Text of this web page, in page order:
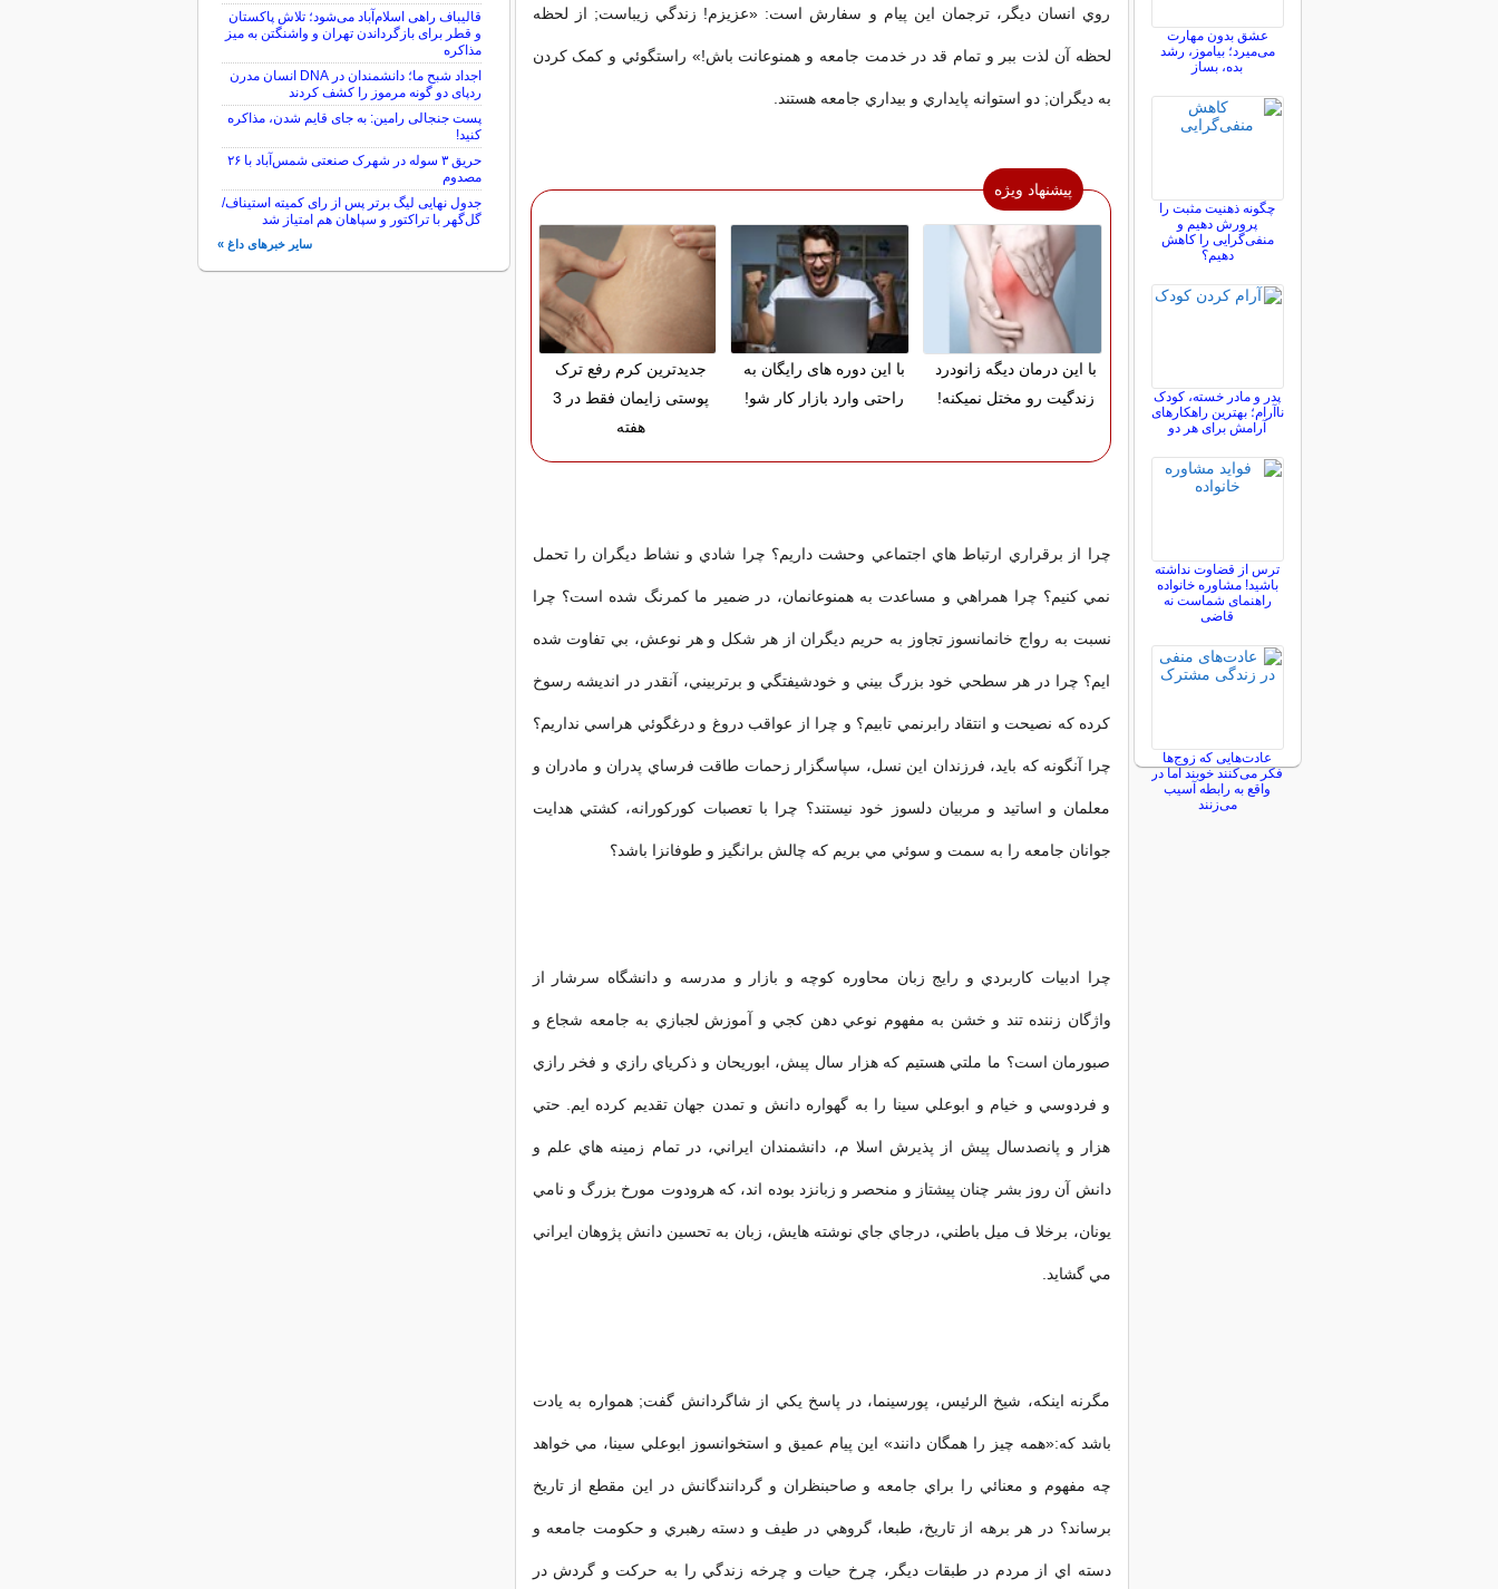
روي انسان ديگر، ترجمان اين پيام و سفارش است: «عزيزم! زندگي زيباست; از لحظه
لحظه آن لذت ببر و تمام قد در خدمت جامعه و همنوعانت باش!» راستگوئي و کمک کردن
به ديگران; دو استوانه پايداري و بيداري جامعه هستند.
پیشنهاد ویژه
با این درمان دیگه زانودرد
زندگیت رو مختل نمیکنه!
با این دوره های رایگان به
راحتی وارد بازار کار شو!
جدیدترین کرم رفع ترک
پوستی زایمان فقط در 3
هفته
چرا از برقراري ارتباط هاي اجتماعي وحشت داريم؟ چرا شادي و نشاط ديگران را تحمل
نمي کنيم؟ چرا همراهي و مساعدت به همنوعانمان، در ضمير ما کمرنگ شده است؟ چرا
نسبت به رواج خانمانسوز تجاوز به حريم ديگران از هر شکل و هر نوعش، بي تفاوت شده
ايم؟ چرا در هر سطحي خود بزرگ بيني و خودشيفتگي و برتربيني، آنقدر در انديشه رسوخ
کرده که نصيحت و انتقاد رابرنمي تابيم؟ و چرا از عواقب دروغ و درغگوئي هراسي نداريم؟
چرا آنگونه که بايد، فرزندان اين نسل، سپاسگزار زحمات طاقت فرساي پدران و مادران و
معلمان و اساتيد و مربيان دلسوز خود نيستند؟ چرا با تعصبات کورکورانه، کشتي هدايت
جوانان جامعه را به سمت و سوئي مي بريم که چالش برانگيز و طوفانزا باشد؟
چرا ادبيات کاربردي و رايج زبان محاوره کوچه و بازار و مدرسه و دانشگاه سرشار از
واژگان زننده تند و خشن به مفهوم نوعي دهن کجي و آموزش لجبازي به جامعه شجاع و
صبورمان است؟ ما ملتي هستيم که هزار سال پيش، ابوريحان و ذکرياي رازي و فخر رازي
و فردوسي و خيام و ابوعلي سينا را به گهواره دانش و تمدن جهان تقديم کرده ايم. حتي
هزار و پانصدسال پيش از پذيرش اسلا م، دانشمندان ايراني، در تمام زمينه هاي علم و
دانش آن روز بشر چنان پيشتاز و منحصر و زبانزد بوده اند، که هرودوت مورخ بزرگ و نامي
يونان، برخلا ف ميل باطني، درجاي جاي نوشته هايش، زبان به تحسين دانش پژوهان ايراني
مي گشايد.
مگرنه اينکه، شيخ الرئيس، پورسينما، در پاسخ يکي از شاگردانش گفت; همواره به يادت
باشد که:«همه چيز را همگان دانند» اين پيام عميق و استخوانسوز ابوعلي سينا، مي خواهد
چه مفهوم و معنائي را براي جامعه و صاحبنظران و گردانندگانش در اين مقطع از تاريخ
برساند؟ در هر برهه از تاريخ، طبعا، گروهي در طيف و دسته رهبري و حکومت جامعه و
دسته اي از مردم در طبقات ديگر، چرخ حيات و چرخه زندگي را به حرکت و گردش در
عشق بدون مهارت
می‌میرد؛ بیاموز، رشد
بده، بساز
چگونه ذهنیت مثبت را
پرورش دهیم و
منفی‌گرایی را کاهش
دهیم؟
پدر و مادر خسته، کودک
ناآرام؛ بهترین راهکارهای
آرامش برای هر دو
ترس از قضاوت نداشته
باشید! مشاوره خانواده
راهنمای شماست نه
قاضی
عادت‌هایی که زوج‌ها
فکر می‌کنند خوبند اما در
واقع به رابطه آسیب
می‌زنند
قالیباف راهی اسلام‌آباد می‌شود؛ تلاش پاکستان
و قطر برای بازگرداندن تهران و واشنگتن به میز
مذاکره
اجداد شبح ما؛ دانشمندان در DNA انسان مدرن
ردپای دو گونه مرموز را کشف کردند
پست جنجالی رامین: به جای قایم شدن، مذاکره
کنید!
حریق ۳ سوله در شهرک صنعتی شمس‌آباد با ۲۶
مصدوم
جدول نهایی لیگ برتر پس از رای کمیته استیناف/
گل‌گهر با تراکتور و سپاهان هم امتیاز شد
سایر خبرهای داغ »